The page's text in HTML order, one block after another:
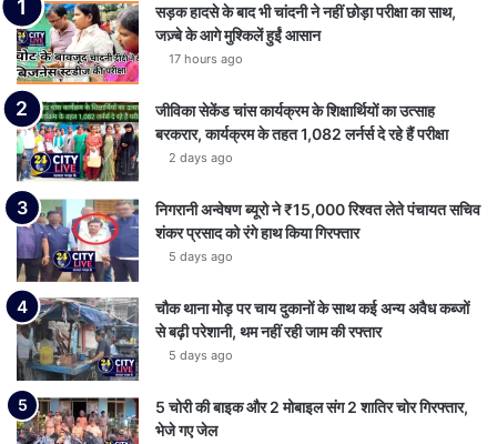
सड़क हादसे के बाद भी चांदनी ने नहीं छोड़ा परीक्षा का साथ,
जज़्बे के आगे मुश्किलें हुईं आसान
17 hours ago
जीविका सेकेंड चांस कार्यक्रम के शिक्षार्थियों का उत्साह
बरकरार, कार्यक्रम के तहत 1,082 लर्नर्स दे रहे हैं परीक्षा
2 days ago
निगरानी अन्वेषण ब्यूरो ने ₹15,000 रिश्वत लेते पंचायत सचिव
शंकर प्रसाद को रंगे हाथ किया गिरफ्तार
5 days ago
चौक थाना मोड़ पर चाय दुकानों के साथ कई अन्य अवैध कब्जों
से बढ़ी परेशानी, थम नहीं रही जाम की रफ्तार
5 days ago
5 चोरी की बाइक और 2 मोबाइल संग 2 शातिर चोर गिरफ्तार,
भेजे गए जेल